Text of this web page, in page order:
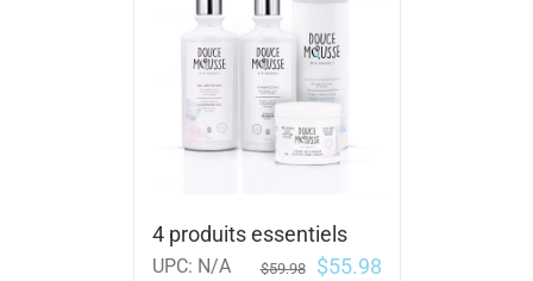
4 produits essentiels
UPC: N/A $59.98 $55.98